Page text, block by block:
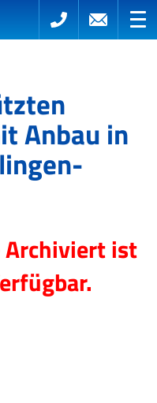
Anbau in
Archiviert ist